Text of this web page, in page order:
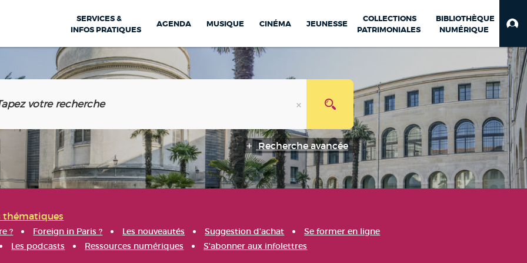
SERVICES &
INFOS PRATIQUES
AGENDA MUSIQUE CINÉMA JEUNESSE
COLLECTIONS
PATRIMONIALES
BIBLIOTHÈQUE
NUMÉRIQUE
Recherche avancée
thématiques
? Foreign in Paris ? Les nouveautés Suggestion d'achat
Se former en ligne
Les podcasts Ressources numériques S'abonner aux infolettres